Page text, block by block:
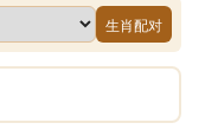
生肖配对